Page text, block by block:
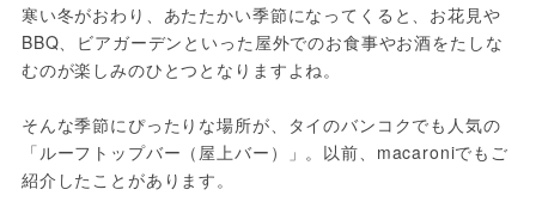
寒い冬がおわり、あたたかい季節になってくると、お花見や
BBQ、ビアガーデンといった屋外でのお食事やお酒をたしな
むのが楽しみのひとつとなりますよね。
そんな季節にぴったりな場所が、タイのバンコクでも人気の
「ルーフトップバー（屋上バー）」。以前、macaroniでもご
紹介したことがあります。